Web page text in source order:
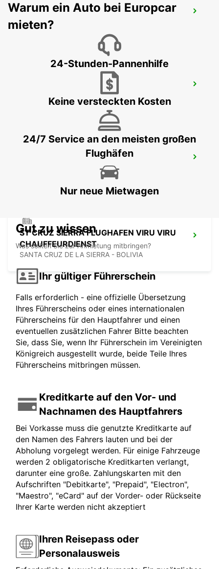
LA PAZ INNENSTADT
LA PAZ - BOLIVIA
LA PAZ (BOLIVIEN) FLUGHAFEN EL ALTO
LA PAZ - BOLIVIA
SANTA CRUZ INNENSTADT
ST CRUZ SIERRA FLUGHAFEN VIRU VIRU
CHAUFFEURDIENST
SANTA CRUZ DE LA SIERRA - BOLIVIA
Warum ein Auto bei Europcar
mieten?
24-Stunden-Pannenhilfe
Keine versteckten Kosten
24/7 Service an den meisten großen
Flughäfen
Nur neue Mietwagen
Gut zu wissen
Was sollten Sie zur Anmietung mitbringen?
Ihr gültiger Führerschein
Falls erforderlich - eine offizielle Übersetzung
Ihres Führerscheins oder eines internationalen
Führerscheins für den Hauptfahrer und einen
eventuellen zusätzlichen Fahrer Bitte beachten
Sie, dass Sie, wenn Ihr Führerschein im Vereinigten
Königreich ausgestellt wurde, beide Teile Ihres
Führerscheins mitbringen müssen.
Kreditkarte auf den Vor- und
Nachnamen des Hauptfahrers
Bei Vorkasse muss die genutzte Kreditkarte auf
den Namen des Fahrers lauten und bei der
Abholung vorgelegt werden. Für einige Fahrzeuge
werden 2 obligatorische Kreditkarten verlangt,
darunter eine große. Zahlungskarten mit den
Aufschriften "Debitkarte", "Prepaid", "Electron",
"Maestro", "eCard" auf der Vorder- oder Rückseite
Ihrer Karte werden nicht akzeptiert
Ihren Reisepass oder
Personalausweis